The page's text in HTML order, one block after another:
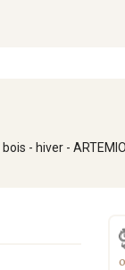
- hiver - ARTEMIO